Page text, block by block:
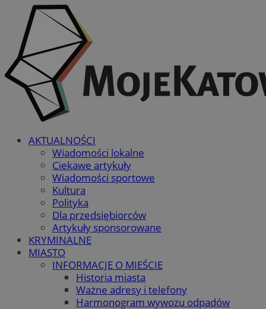
AKTUALNOŚCI
Wiadomości lokalne
Ciekawe artykuły
Wiadomości sportowe
Kultura
Polityka
Dla przedsiębiorców
Artykuły sponsorowane
KRYMINALNE
MIASTO
INFORMACJE O MIEŚCIE
Historia miasta
Ważne adresy i telefony
Harmonogram wywozu odpadów